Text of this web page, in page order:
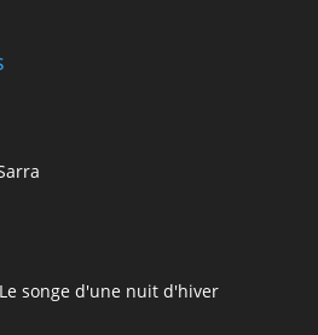
Le songe d'une nuit d'hiver